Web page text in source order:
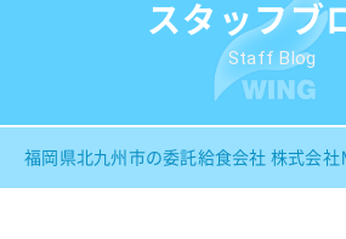
スタッフブ
Staff Blog
福岡県北九州市の委託給食会社 株式会社